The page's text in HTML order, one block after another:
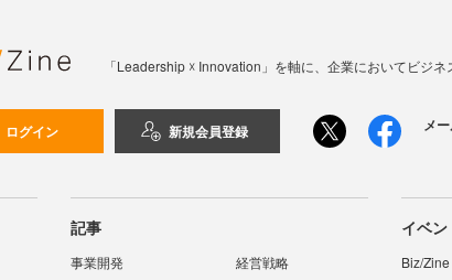
「Leadership ☓ Innovation」を軸に、企業においてビジ
ログイン 新規会員登録 メ
記事
事業開発
経営戦略
イベン
Biz/